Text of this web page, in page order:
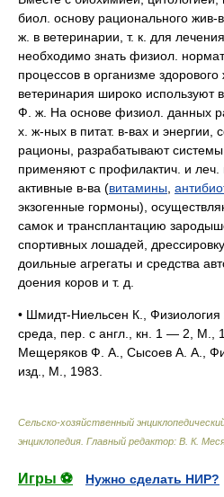
биол. основу рационального
ж. в ветеринарии, т. к. для
необходимо знать физиол.
процессов в организме
ветеринария широко используют
Ф. ж. На основе физиол. данных
х. ж-ных в питат. в-вах и энергии,
рационы, разрабатывают
применяют с профилактич. и леч.
активные в-ва (витамины
экзогенные гормоны),
самок и трансплантацию
спортивных лошадей,
доильные агрегаты и средства
доения коров и т. д.
• Шмидт-Ниельсен К.,
среда, пер. с англ., кн. 1 — 2, М.,
Мещеряков Ф. А., Сысоев А. А.,
изд., М., 1983.
Сельско-хозяйственный
энциклопедия Главный редактор: В. К.
Игры ⚽
Нужно сделать НИР?